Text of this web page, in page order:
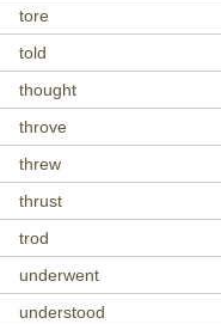
tore
told
thought
throve
threw
thrust
trod
underwent
understood